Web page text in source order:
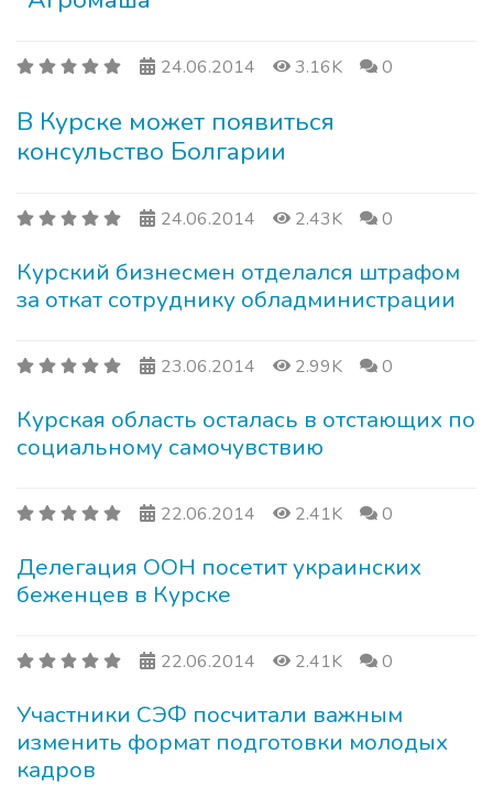
24.06.2014 3.16K 0
В Курске может появиться
консульство Болгарии
24.06.2014 2.43K 0
Курский бизнесмен отделался штрафом
за откат сотруднику обладминистрации
23.06.2014 2.99K 0
Курская область осталась в отстающих по
социальному самочувствию
22.06.2014 2.41K 0
Делегация ООН посетит украинских
беженцев в Курске
22.06.2014 2.41K 0
Участники СЭФ посчитали важным
изменить формат подготовки молодых
кадров